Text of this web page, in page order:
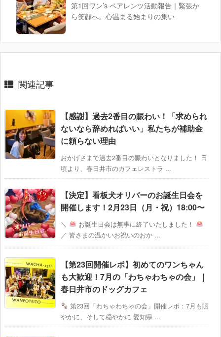
第1回ワン’s ペアレンツ活動報告｜緊張か
ら笑顔へ。心温まる始まりの集い
関連記事
【感謝】過去2番目の賑わい！「求められ
ないなら辞めればいい」私たちが補助金
に頼らない理由
おかげさまで過去2番目の賑わいとなりました！ 日
頃より、春日井市のカフェレストラ ...
【決定】看板犬オリバーのお誕生日会を
開催します！2月23日（月・祝）18:00〜
＼
お誕生日会は無事に終了いたしました！
／ 皆さまの温かいお祝いのおか ...
【第23回開催レポ】初めてのワンちゃん
も大歓迎！7月の「わちゃわちゃの会」｜
春日井市のドッグカフェ
第23回「わちゃわちゃの会」開催レポ：7月も賑
やかに、そして穏やかに 愛知県 ...